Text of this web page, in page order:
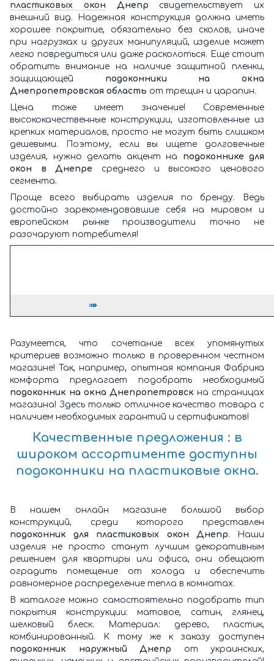
пластиковых окон Днепр свидетельствует их
внешний вид. Надежная конструкция должна иметь
хорошее покрытие, обязательно без сколов, иначе
при нагрузках и других манипуляций, изделие может
легко повредиться или даже расколоться. Еще стоит
обратить внимание на наличие защитной пленки,
защищающей подоконники на окна
Днепропетровская область от трещин и царапин.
Цена тоже имеет значение! Современные
высококачественные конструкции, изготовленные из
крепких материалов, просто не могут быть слишком
дешевыми. Поэтому, если вы ищете долговечные
изделия, нужно делать акцент на подоконнике для
окон в Днепре среднего и высокого ценового
сегмента.
Проще всего выбирать изделия по бренду. Ведь
достойно зарекомендовавшие себя на мировом и
европейском рынке производители точно не
разочаруют потребителя!
➠
Разумеется, что сочетание всех упомянутых
критериев возможно только в проверенном честном
магазине! Так, например, опытная компания Фабрика
комфорта предлагает подобрать необходимый
подоконник на окна Днепропетровск на страницах
магазина! Здесь только отличное качество товара с
наличием необходимых гарантий и сертификатов!
Качественные предложения : в
широком ассортименте доступны
подоконники на пластиковые окна.
В нашем онлайн магазине большой выбор
конструкций, среди которого представлен
подоконник для пластиковых окон Днепр. Наши
изделия не просто станут лучшим декоративным
решением для квартиры или офиса, они обещают
оградить помещение от холода и обеспечить
равномерное распределение тепла в комнатах.
В каталоге можно самостоятельно подобрать тип
покрытия конструкции: матовое, сатин, глянец,
шелковый блеск. Материал: дерево, пластик,
комбинированный. К тому же к заказу доступен
подоконник наружный Днепр от украинских,